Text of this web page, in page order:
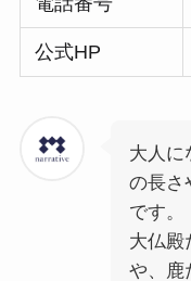
公式HP
大人に
の長さ
です。
大仏殿
や、鹿